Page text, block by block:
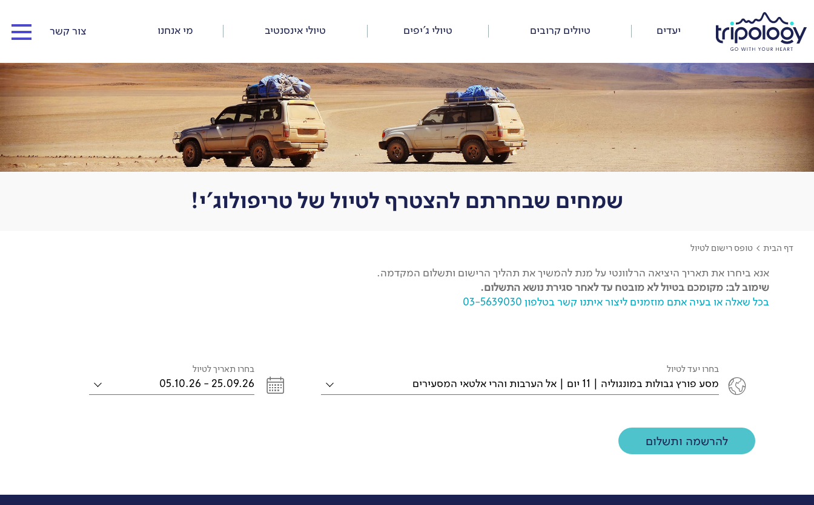
התפריט
יעדים טיולים קרובים טיולי ג’יפים טיולי אינסנטיב מי אנחנו צור קשר
המדריכים שלנו
כתבו עלינו
כתבות וסיפורי דרך
תנאי התקשרות ורישום
שמחים שבחרתם להצטרף לטיול של טריפולוג'י!
דף הבית > טופס רישום לטיול
אנא ביחרו את תאריך היציאה הרלוונטי על מנת להמשיך את תהליך הרישום ותשלום המקדמה.
שימוב לב: מקומכם בטיול לא מובטח עד לאחר סגירת נושא התשלום.
בכל שאלה או בעיה אתם מוזמנים ליצור איתנו קשר בטלפון 03-5639030
בחרו יעד לטיול
מסע פורץ גבולות במונגוליה | 11 יום | אל הערבות והרי אלטאי המסעירים
בחרו תאריך לטיול
25.09.26 - 05.10.26
להרשמה ותשלום